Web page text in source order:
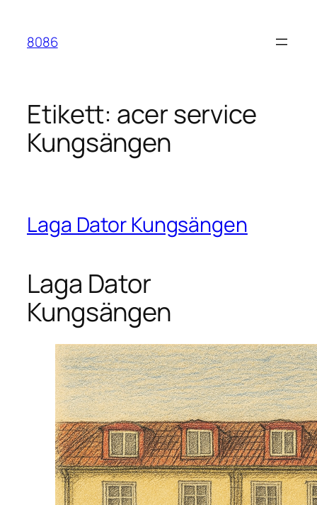
innehåll
8086
Etikett: acer service
Kungsängen
Laga Dator Kungsängen
Laga Dator
Kungsängen